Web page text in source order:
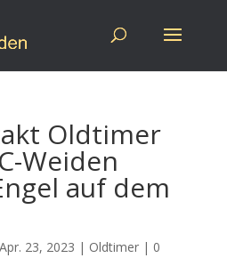
Oldtimer
Weiden
auf dem
Apr. 23, 2023 | Oldtimer| 0